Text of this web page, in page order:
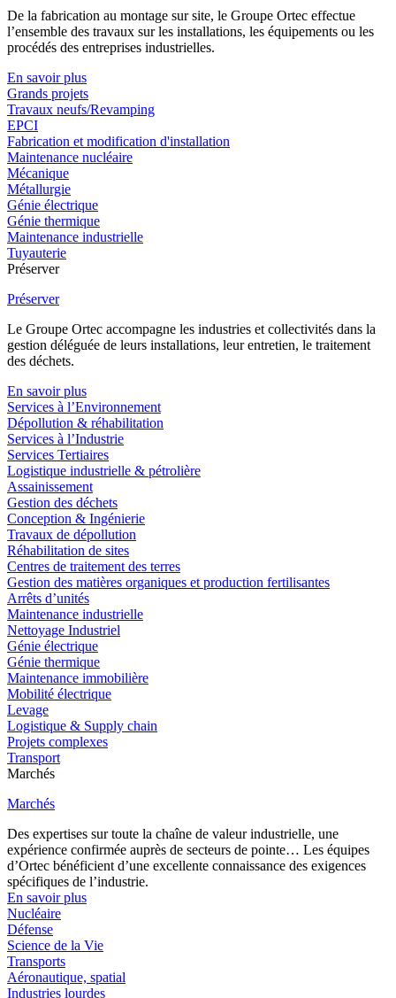
De la fabrication au montage sur site, le Groupe Ortec effectue
l’ensemble des travaux sur les installations, les équipements ou les
procédés des entreprises industrielles.
En savoir plus
Grands projets
Travaux neufs/Revamping
EPCI
Fabrication et modification d'installation
Maintenance nucléaire
Mécanique
Métallurgie
Génie électrique
Génie thermique
Maintenance industrielle
Tuyauterie
Préserver
Préserver
Le Groupe Ortec accompagne les industries et collectivités dans la
gestion déléguée de leurs installations, leur entretien, le traitement
des déchets.
En savoir plus
Services à l’Environnement
Dépollution & réhabilitation
Services à l’Industrie
Services Tertiaires
Logistique industrielle & pétrolière
Assainissement
Gestion des déchets
Conception & Ingénierie
Travaux de dépollution
Réhabilitation de sites
Centres de traitement des terres
Gestion des matières organiques et production fertilisantes
Arrêts d’unités
Maintenance industrielle
Nettoyage Industriel
Génie électrique
Génie thermique
Maintenance immobilière
Mobilité électrique
Levage
Logistique & Supply chain
Projets complexes
Transport
Marchés
Marchés
Des expertises sur toute la chaîne de valeur industrielle, une
expérience confirmée auprès de secteurs de pointe… Les équipes
d’Ortec bénéficient d’une excellente connaissance des exigences
spécifiques de l’industrie.
En savoir plus
Nucléaire
Défense
Science de la Vie
Transports
Aéronautique, spatial
Industries lourdes